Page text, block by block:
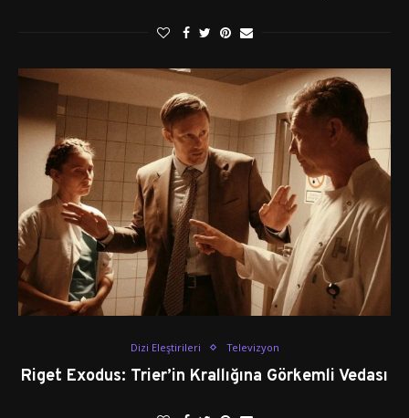
Dizi Eleştirileri Televizyon
Riget Exodus: Trier’in Krallığına Görkemli Vedası